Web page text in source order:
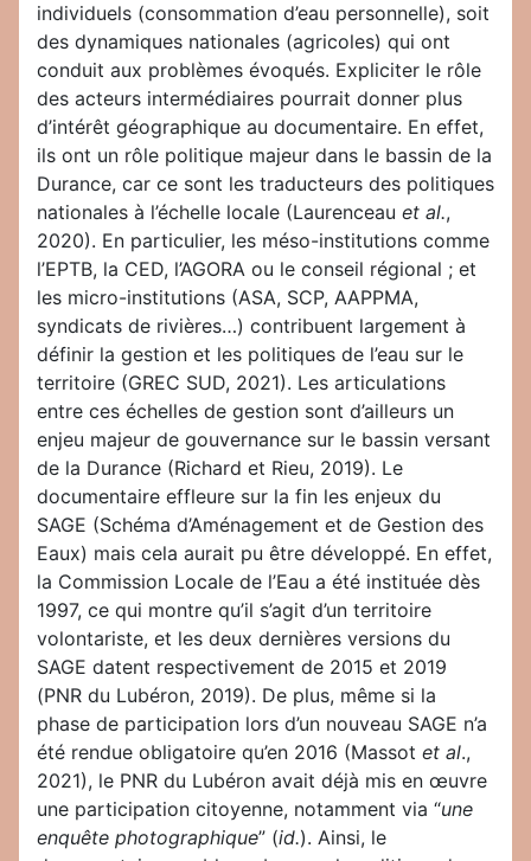
individuels (consommation d’eau personnelle), soit
des dynamiques nationales (agricoles) qui ont
conduit aux problèmes évoqués. Expliciter le rôle
des acteurs intermédiaires pourrait donner plus
d’intérêt géographique au documentaire. En effet,
ils ont un rôle politique majeur dans le bassin de la
Durance, car ce sont les traducteurs des politiques
nationales à l’échelle locale (Laurenceau et al.,
2020). En particulier, les méso-institutions comme
l’EPTB, la CED, l’AGORA ou le conseil régional ; et
les micro-institutions (ASA, SCP, AAPPMA,
syndicats de rivières…) contribuent largement à
définir la gestion et les politiques de l’eau sur le
territoire (GREC SUD, 2021). Les articulations
entre ces échelles de gestion sont d’ailleurs un
enjeu majeur de gouvernance sur le bassin versant
de la Durance (Richard et Rieu, 2019). Le
documentaire effleure sur la fin les enjeux du
SAGE (Schéma d’Aménagement et de Gestion des
Eaux) mais cela aurait pu être développé. En effet,
la Commission Locale de l’Eau a été instituée dès
1997, ce qui montre qu’il s’agit d’un territoire
volontariste, et les deux dernières versions du
SAGE datent respectivement de 2015 et 2019
(PNR du Lubéron, 2019). De plus, même si la
phase de participation lors d’un nouveau SAGE n’a
été rendue obligatoire qu’en 2016 (Massot et al.,
2021), le PNR du Lubéron avait déjà mis en œuvre
une participation citoyenne, notamment via “une
enquête photographique” (id.). Ainsi, le